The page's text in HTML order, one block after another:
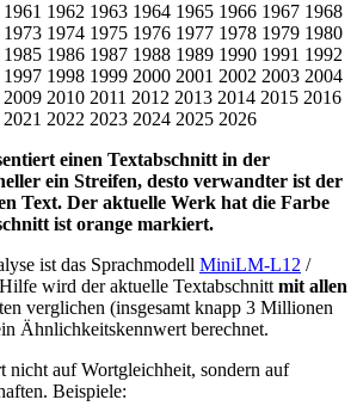
1961 1962 1963 1964 1965 1966 1967 1968
1973 1974 1975 1976 1977 1978 1979 1980
1985 1986 1987 1988 1989 1990 1991 1992
1997 1998 1999 2000 2001 2002 2003 2004
2009 2010 2011 2012 2013 2014 2015 2016
2021 2022 2023 2024 2025 2026
einen Textabschnitt in der
ein Streifen, desto verwandter ist der
Text. Der aktuelle Werk hat die Farbe
ist orange markiert.
ist das Sprachmodell MiniLM-L12 /
wird der aktuelle Textabschnitt mit allen
verglichen (insgesamt knapp 3 Millionen
Ähnlichkeitskennwert berechnet.
nicht auf Wortgleichheit, sondern auf
Beispiele: